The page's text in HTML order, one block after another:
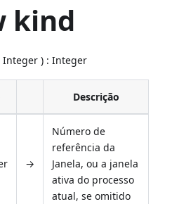
kind
Integer ) : Integer
Descrição
→
Número de
referência da
Janela, ou a janela
ativa do processo
atual, se omitido